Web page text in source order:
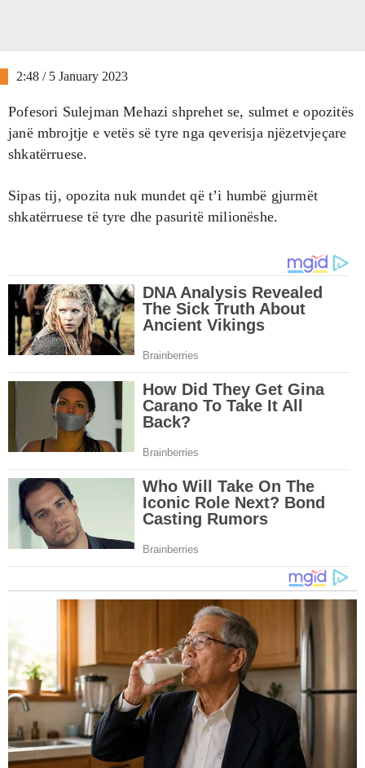
2:48 / 5 January 2023
Pofesori Sulejman Mehazi shprehet se, sulmet e opozitës
janë mbrojtje e vetës së tyre nga qeverisja njëzetvjeçare
shkatërruese.
Sipas tij, opozita nuk mundet që t’i humbë gjurmët
shkatërruese të tyre dhe pasuritë milionëshe.